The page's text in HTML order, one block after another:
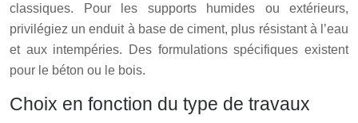
classiques. Pour les supports humides ou extérieurs,
privilégiez un enduit à base de ciment, plus résistant à l’eau
et aux intempéries. Des formulations spécifiques existent
pour le béton ou le bois.
Choix en fonction du type de travaux